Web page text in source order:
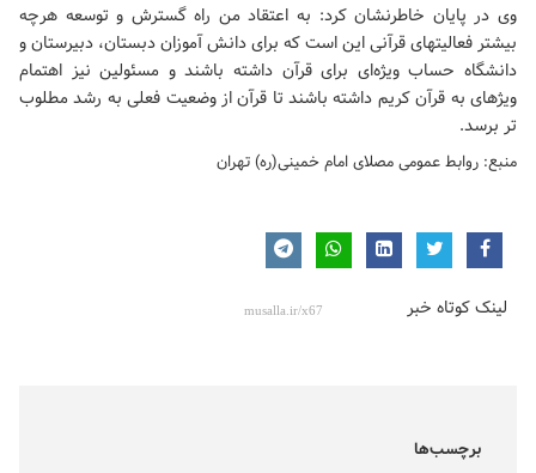
وی در پایان خاطرنشان کرد: به اعتقاد من راه گسترش و توسعه هرچه
بیشتر فعالیتهای قرآنی این است که برای دانش آموزان دبستان، ‌دبیرستان و
دانشگاه حساب ویژه‌ای برای قرآن داشته باشند و مسئولین نیز اهتمام
ویژهای به قرآن کریم داشته باشند تا قرآن از وضعیت فعلی به رشد مطلوب
تر برسد.
منبع: روابط عمومی مصلای امام خمینی(ره) تهران
لینک کوتاه خبر
برچسب‌ها